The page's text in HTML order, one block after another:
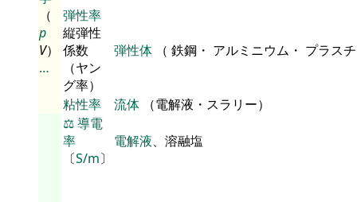
（
p
V）
…
弾性率
縦弾性
係数
（ヤン
グ率）
弾性体 （ 鉄鋼・ アルミニウム・ プラス
粘性率 流体 （電解液・スラリー）
⚖️導電
率
〔S/m〕
電解液、溶融塩